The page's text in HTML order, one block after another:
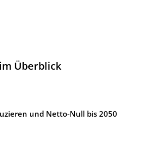
Überblick
und Netto-Null bis 2050